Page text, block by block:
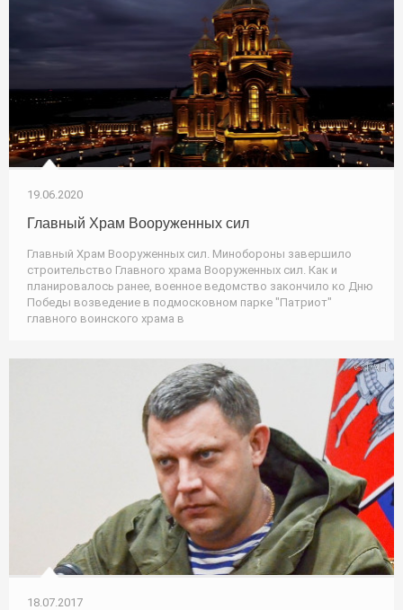
19.06.2020
Главный Храм Вооруженных сил
Главный Храм Вооруженных сил. Минобороны завершило
строительство Главного храма Вооруженных сил. Как и
планировалось ранее, военное ведомство закончило ко Дню
Победы возведение в подмосковном парке "Патриот"
главного воинского храма в
18.07.2017